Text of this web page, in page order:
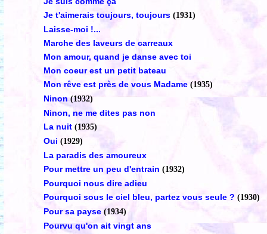
Je t'aimerais toujours, toujours (1931)
Laisse-moi !...
Marche des laveurs de carreaux
Mon amour, quand je danse avec toi
Mon coeur est un petit bateau
Mon rêve est près de vous Madame (1935)
Ninon (1932)
Ninon, ne me dites pas non
La nuit (1935)
Oui (1929)
La paradis des amoureux
Pour mettre un peu d'entrain (1932)
Pourquoi nous dire adieu
Pourquoi sous le ciel bleu, partez vous seule ? (1930)
Pour sa payse (1934)
Pourvu qu'on ait vingt ans